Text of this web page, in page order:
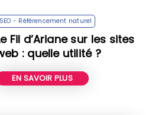
SEO - Référencement naturel
Fil d’Ariane sur les sites
: quelle utilité ?
EN SAVOIR PLUS